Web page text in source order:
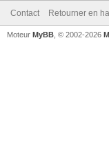
Contact Retourner en
Moteur MyBB , © 2002-2026